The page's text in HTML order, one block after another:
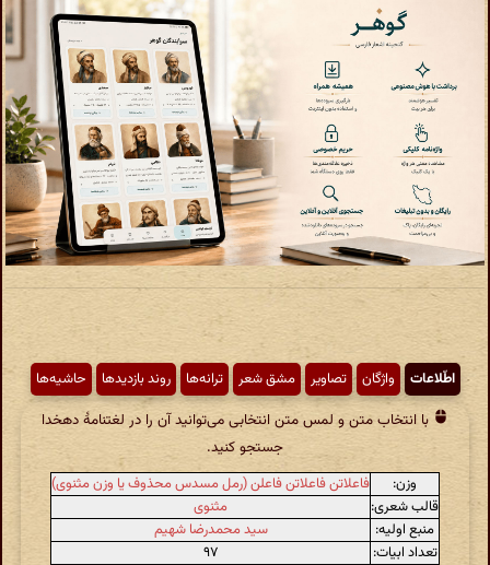
اطّلاعات واژگان تصاویر مشق شعر ترانه‌ها روند بازدیدها حاشیه‌ها
با انتخاب متن و لمس متن انتخابی می‌توانید آن را در لغتنامهٔ دهخدا
جستجو کنید.
وزن:
فاعلاتن فاعلاتن فاعلن (رمل مسدس محذوف یا وزن مثنوی)
قالب شعری:
مثنوی
منبع اولیه:
سید محمدرضا شهیم
تعداد ابیات:
۹۷